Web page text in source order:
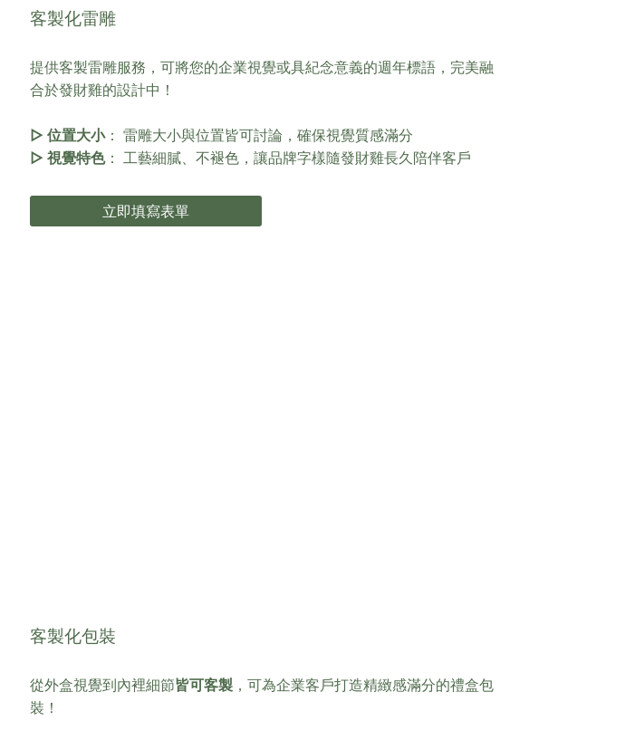
客製化雷雕
提供客製雷雕服務，可將您的企業視覺或具紀念意義的週年標語，完美融
合於發財雞的設計中！
▻ 位置大小： 雷雕大小與位置皆可討論，確保視覺質感滿分
▻ 視覺特色： 工藝細膩、不褪色，讓品牌字樣隨發財雞長久陪伴客戶
立即填寫表單
客製化包裝
從外盒視覺到內裡細節皆可客製 ，可為企業客戶打造精緻感滿分的禮盒包
裝！